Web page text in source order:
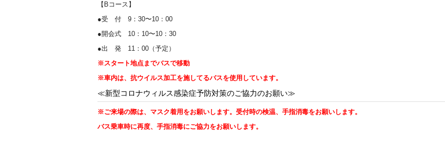
【Bコース】
●受 付 9：30〜10：00
●開会式 10：10〜10：30
●出 発 11：00（予定）
※スタート地点までバスで移動
※車内は、抗ウイルス加工を施してるバスを使用しています。
≪新型コロナウィルス感染症予防対策のご協力のお願い≫
※ご来場の際は、マスク着用をお願いします。受付時の検温、手指消毒をお願いします。
バス乗車時に再度、手指消毒にご協力をお願いします。